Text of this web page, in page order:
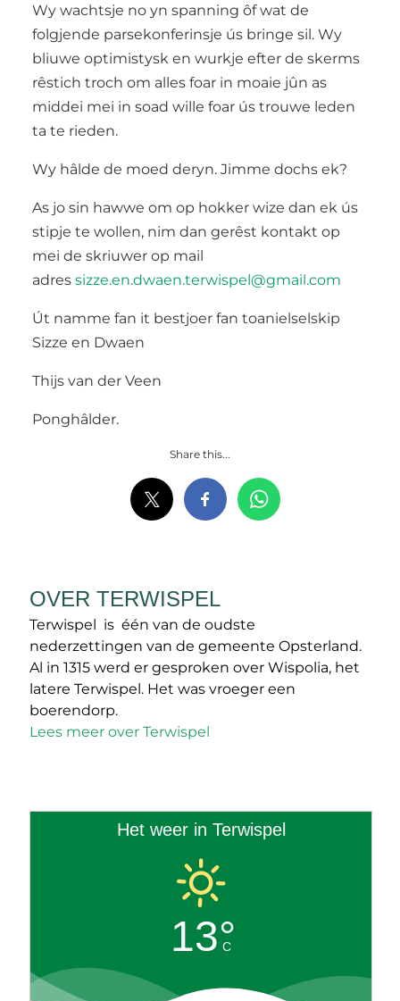
Wy wachtsje no yn spanning ôf wat de
folgjende parsekonferinsje ús bringe sil. Wy
bliuwe optimistysk en wurkje efter de skerms
rêstich troch om alles foar in moaie jûn as
middei mei in soad wille foar ús trouwe leden
ta te rieden.
Wy hâlde de moed deryn. Jimme dochs ek?
As jo sin hawwe om op hokker wize dan ek ús
stipje te wollen, nim dan gerêst kontakt op
mei de skriuwer op mail
adres sizze.en.dwaen.terwispel@gmail.com
Út namme fan it bestjoer fan toanielselskip
Sizze en Dwaen
Thijs van der Veen
Ponghâlder.
Share this...
OVER TERWISPEL
Terwispel is één van de oudste
nederzettingen van de gemeente Opsterland.
Al in 1315 werd er gesproken over Wispolia, het
latere Terwispel. Het was vroeger een
boerendorp.
Lees meer over Terwispel
Het weer in Terwispel
13°
C